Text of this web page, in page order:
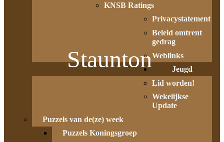
Staunton
KNSB Ratings
Privacystatement
Beleid omtrent
gedrag
Weblinks
Jeugd
Lid worden!
Wekelijkse
Update
Puzzels van de(ze) week
Puzzels Koningsgroep